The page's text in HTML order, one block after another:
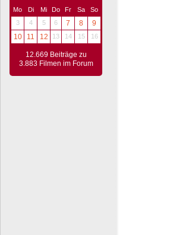
Mo Di Mi Do Fr Sa
So
3
4 5 6 7 8
9
10
11 12 13 14 15 16
12.669 Beiträge zu
3.883 Filmen im Forum